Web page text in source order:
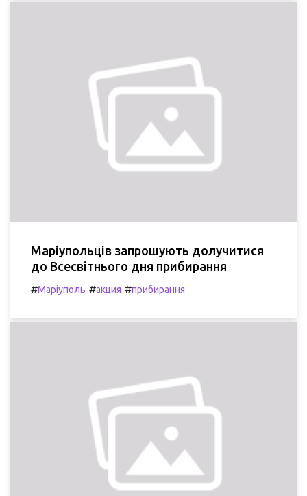
Маріупольців запрошують долучитися
до Всесвітнього дня прибирання
#Маріуполь #акция #прибирання